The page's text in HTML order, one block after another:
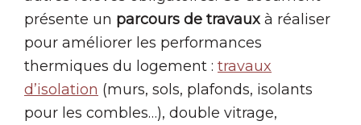
présente un parcours de travaux à réaliser
pour améliorer les performances
thermiques du logement : travaux
d’isolation (murs, sols, plafonds, isolants
pour les combles…), double vitrage,